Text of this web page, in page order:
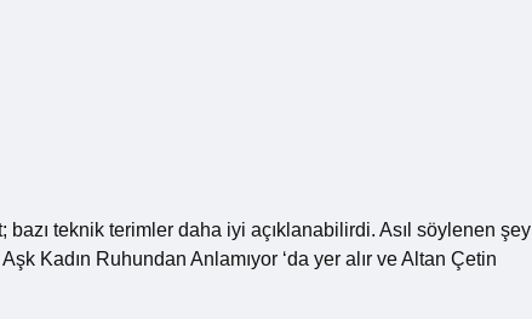
bazı teknik terimler daha iyi açıklanabilirdi. Asıl söylenen şey
Kadın Ruhundan Anlamıyor ‘da yer alır ve Altan Çetin